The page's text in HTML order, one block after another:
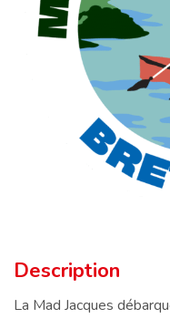
Description
La Mad Jacques